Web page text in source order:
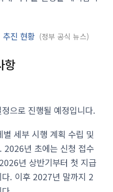
추진 현황 정부 공식 뉴스
항
으로 진행될 예정입니다.
세부 시행 계획 수립 및
2026년 초에는 신청 접수
년 상반기부터 첫 지급
. 이후 2027년 말까지 2